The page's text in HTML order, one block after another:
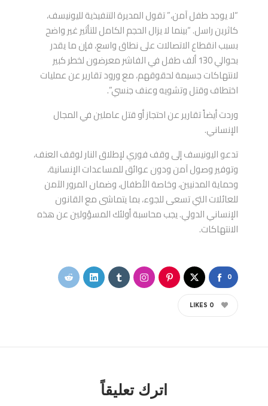
“لا يوجد طفل آمن،” تقول المديرة التنفيذية لليونيسف،
كاثرين راسل. “بينما لا يزال الحجم الكامل للتأثير غير واضح
بسبب انقطاع الاتصالات على نطاق واسع، فإن ما يقدر
بحوالي 130 ألف طفل في الفاشر معرضون لخطر كبير
لانتهاكات جسيمة لحقوقهم، مع ورود تقارير عن عمليات
اختطاف وقتل وتشويه وعنف جنسي”.
وردت أيضاً تقارير عن احتجاز أو قتل عاملين في المجال
الإنساني.
تدعو اليونيسف إلى وقف فوري لإطلاق النار لوقف العنف،
وتوفير وصول آمن ودون عوائق للمساعدات الإنسانية،
وحماية المدنيين، وخاصة الأطفال، وضمان المرور الآمن
للعائلات التي تسعى للجوء، بما يتماشى مع القانون
الإنساني الدولي. يجب محاسبة أولئك المسؤولين عن هذه
الانتهاكات.
0
0
LIKES
اترك تعليقاً